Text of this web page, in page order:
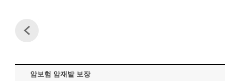
암보험 암재발 보장